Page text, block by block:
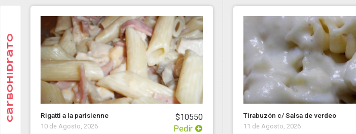
CarboHidrato Rigatti a la parisienne $10550
10 de Agosto, 2026 Pedir
Tirabuzón c/ Salsa de verdeo
11 de Agosto, 2026